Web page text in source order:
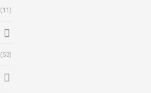
(11)
(53)